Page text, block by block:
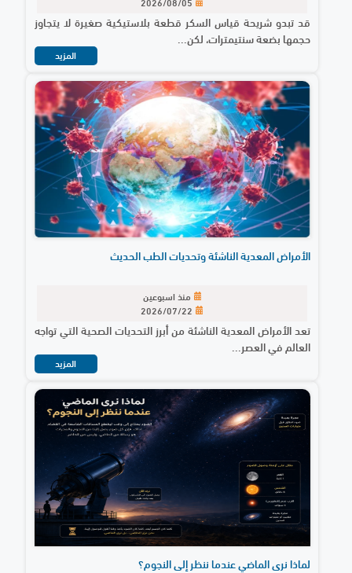
قد تبدو شريحة قياس السكر قطعة بلاستيكية صغيرة لا يتجاوز
حجمها بضعة سنتيمترات، لكن...
المزيد
الأمراض المعدية الناشئة وتحديات الطب الحديث
منذ اسبوعين
تعد الأمراض المعدية الناشئة من أبرز التحديات الصحية التي تواجه
العالم في العصر...
المزيد
لماذا نرى الماضي عندما ننظر إلى النجوم؟